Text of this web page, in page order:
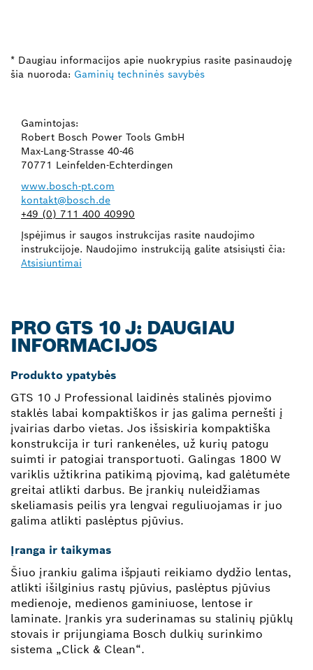
* Daugiau informacijos apie nuokrypius rasite pasinaudoję
šia nuoroda: Gaminių techninės savybės
Gamintojas:
Robert Bosch Power Tools GmbH
Max-Lang-Strasse 40-46
70771 Leinfelden-Echterdingen
www.bosch-pt.com
kontakt@bosch.de
+49 (0) 711 400 40990
Įspėjimus ir saugos instrukcijas rasite naudojimo
instrukcijoje. Naudojimo instrukciją galite atsisiųsti čia:
Atsisiuntimai
PRO GTS 10 J: DAUGIAU
INFORMACIJOS
Produkto ypatybės
GTS 10 J Professional laidinės stalinės pjovimo
staklės labai kompaktiškos ir jas galima pernešti į
įvairias darbo vietas. Jos išsiskiria kompaktiška
konstrukcija ir turi rankenėles, už kurių patogu
suimti ir patogiai transportuoti. Galingas 1800 W
variklis užtikrina patikimą pjovimą, kad galėtumėte
greitai atlikti darbus. Be įrankių nuleidžiamas
skeliamasis peilis yra lengvai reguliuojamas ir juo
galima atlikti paslėptus pjūvius.
Įranga ir taikymas
Šiuo įrankiu galima išpjauti reikiamo dydžio lentas,
atlikti išilginius rastų pjūvius, paslėptus pjūvius
medienoje, medienos gaminiuose, lentose ir
laminate. Įrankis yra suderinamas su stalinių pjūklų
stovais ir prijungiama Bosch dulkių surinkimo
sistema „Click & Clean“.